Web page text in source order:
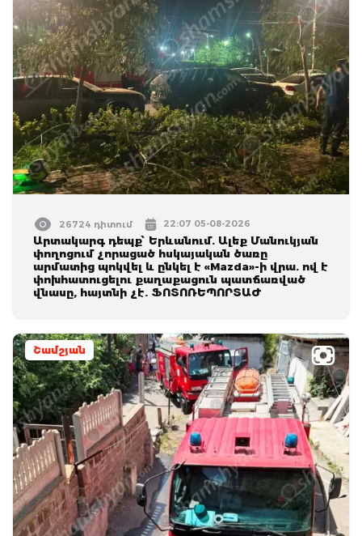
26724 դիտում 22:07 05-08-2026
Արտակարգ դեպք՝ Երևանում. Ալեք Մանուկյան
փողոցում չորացած հսկայական ծառը
արմատից պոկվել և ընկել է «Mazda»-ի վրա. ով է
փոխհատուցելու քաղաքացուն պատճառված
վնասը, հայտնի չէ. ՖՈՏՈՌԵՊՈՐՏԱԺ
Շամշյան